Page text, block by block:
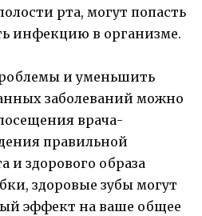
рта, могут попасть
инфекцию в организме.
и уменьшить
заболеваний можно
врача-
правильной
и здорового образа
здоровые зубы могут
эффект на ваше общее